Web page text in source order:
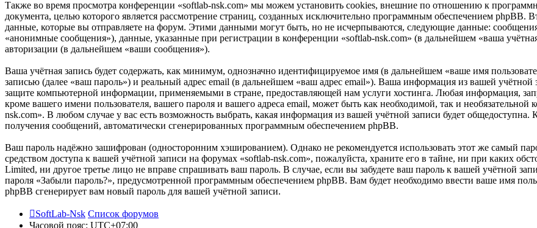
Также во время просмотра конференции «softlab-nsk.com» мы можем установить cookies, внешние по отношению к
документа, целью которого является рассмотрение страниц, созданных исключительно программным обеспечением
данные, которые вы отправляете на форум. Этими данными могут быть, но не исчерпываются, следующие данные:
«анонимные сообщения»), данные, указанные при регистрации в конференции «softlab-nsk.com» (в дальнейшем «ваша
авторизации (в дальнейшем «ваши сообщения»).
Ваша учётная запись будет содержать, как минимум, однозначно идентифицируемое имя (в дальнейшем «ваше имя
записью (далее «ваш пароль») и реальный адрес email (в дальнейшем «ваш адрес email»). Ваша информация из вашей учётной
защите компьютерной информации, применяемыми в стране, предоставляющей нам услуги хостинга. Любая информация,
кроме вашего имени пользователя, вашего пароля и вашего адреса email, может быть как необходимой, так и
nsk.com». В любом случае у вас есть возможность выбрать, какая информация из вашей учётной записи будет общедоступна.
получения сообщений, автоматически сгенерированных программным обеспечением phpBB.
Ваш пароль надёжно зашифрован (односторонним хэшированием). Однако не рекомендуется использовать этот же самый
средством доступа к вашей учётной записи на форумах «softlab-nsk.com», пожалуйста, храните его в тайне, ни при каких
Limited, ни другое третье лицо не вправе спрашивать ваш пароль. В случае, если вы забудете ваш пароль к вашей учётной
пароля «Забыли пароль?», предусмотренной программным обеспечением phpBB. Вам будет необходимо ввести ваше имя
phpBB сгенерирует вам новый пароль для вашей учётной записи.
SoftLab-Nsk Список форумов
Часовой пояс: UTC+07:00